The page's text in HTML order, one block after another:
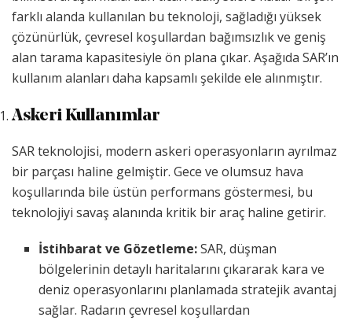
farklı alanda kullanılan bu teknoloji, sağladığı yüksek
çözünürlük, çevresel koşullardan bağımsızlık ve geniş
alan tarama kapasitesiyle ön plana çıkar. Aşağıda SAR’ın
kullanım alanları daha kapsamlı şekilde ele alınmıştır.
Askeri Kullanımlar
SAR teknolojisi, modern askeri operasyonların ayrılmaz
bir parçası haline gelmiştir. Gece ve olumsuz hava
koşullarında bile üstün performans göstermesi, bu
teknolojiyi savaş alanında kritik bir araç haline getirir.
İstihbarat ve Gözetleme:SAR, düşman
bölgelerinin detaylı haritalarını çıkararak kara ve
deniz operasyonlarını planlamada stratejik avantaj
sağlar. Radarın çevresel koşullardan